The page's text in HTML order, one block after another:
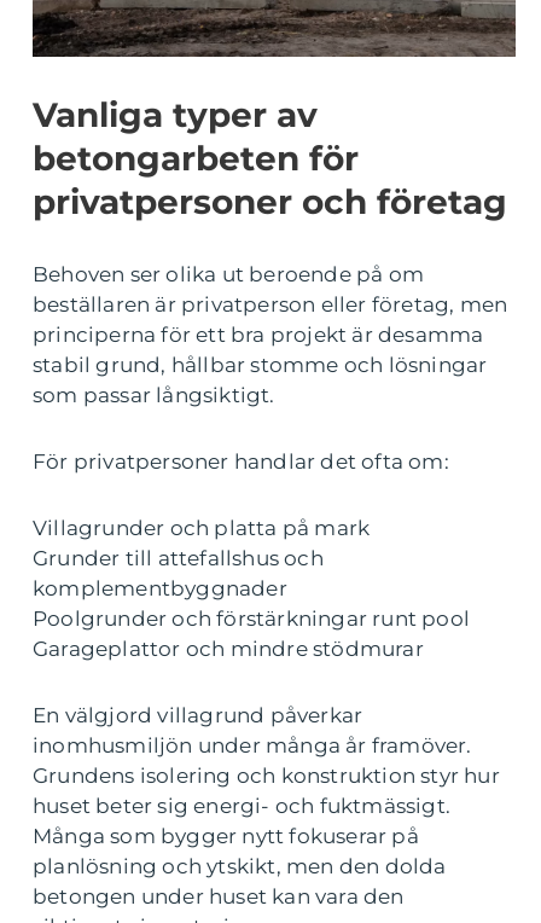
Vanliga typer av
betongarbeten för
privatpersoner och företag
Behoven ser olika ut beroende på om
beställaren är privatperson eller företag, men
principerna för ett bra projekt är desamma
stabil grund, hållbar stomme och lösningar
som passar långsiktigt.
För privatpersoner handlar det ofta om:
Villagrunder och platta på mark
Grunder till attefallshus och
komplementbyggnader
Poolgrunder och förstärkningar runt pool
Garageplattor och mindre stödmurar
En välgjord villagrund påverkar
inomhusmiljön under många år framöver.
Grundens isolering och konstruktion styr hur
huset beter sig energi- och fuktmässigt.
Många som bygger nytt fokuserar på
planlösning och ytskikt, men den dolda
betongen under huset kan vara den